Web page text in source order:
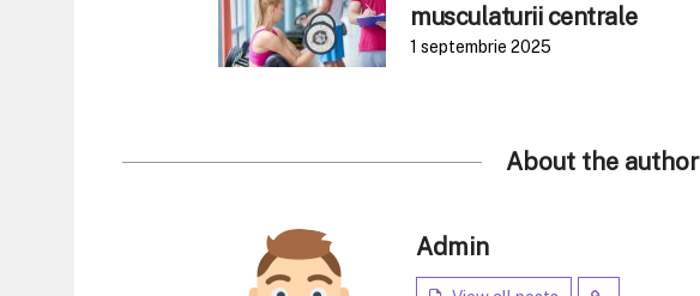
musculaturii centrale
1 septembrie 2025
About the author
Admin